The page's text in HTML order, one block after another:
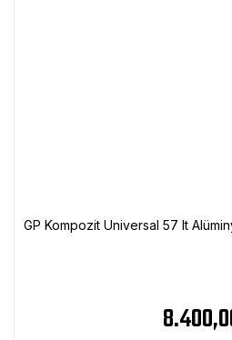
GP Kompozit Universal 57 lt